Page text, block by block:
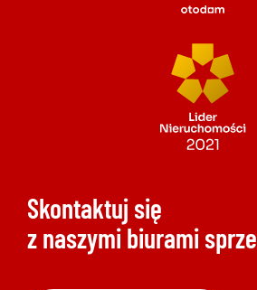
Skontaktuj się
z naszymi biurami